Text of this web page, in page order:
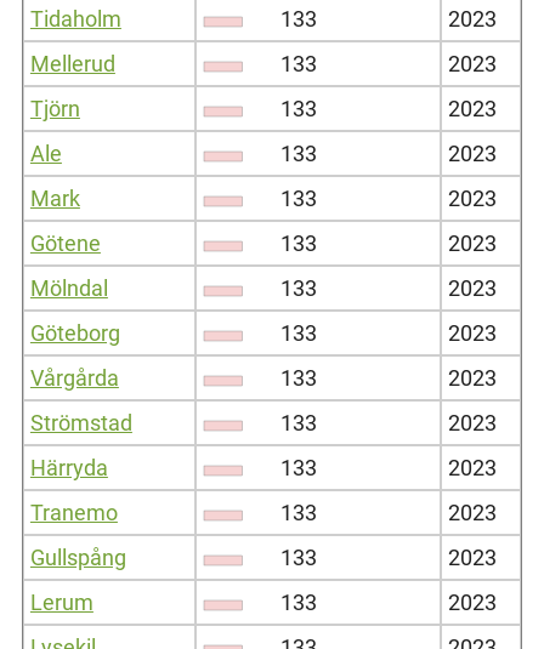
Tidaholm
133
2023
Mellerud
133
2023
Tjörn
133
2023
Ale
133
2023
Mark
133
2023
Götene
133
2023
Mölndal
133
2023
Göteborg
133
2023
Vårgårda
133
2023
Strömstad
133
2023
Härryda
133
2023
Tranemo
133
2023
Gullspång
133
2023
Lerum
133
2023